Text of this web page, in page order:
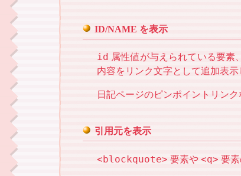
ID/NAME を表示
id 属性値が与えられている要素、
内容をリンク文字として追加表示
日記ページのピンポイントリンク
引用元を表示
<blockquote> 要素や <q> 要